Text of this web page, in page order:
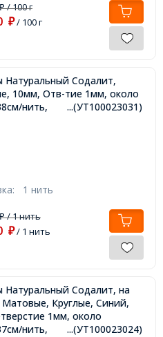
/ 100 г
₽/ 100 г
Натуральный Содалит,
10мм, Отв-тие 1мм, около
нить,
...(УТ100023031)
1 нить
/ 1 нить
₽/ 1 нить
Натуральный Содалит, на
Матовые, Круглые, Синий,
1мм, около
нить,
...(УТ100023024)